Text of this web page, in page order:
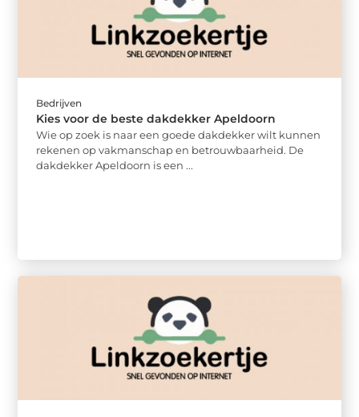
Bedrijven
Kies voor de beste dakdekker Apeldoorn
Wie op zoek is naar een goede dakdekker wilt kunnen
rekenen op vakmanschap en betrouwbaarheid. De
dakdekker Apeldoorn is een ...